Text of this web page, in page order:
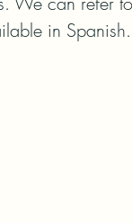
in Spanish.